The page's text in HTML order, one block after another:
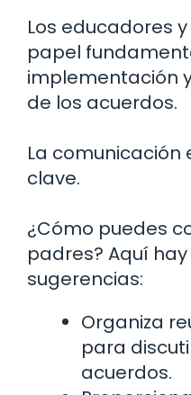
Los educadores
papel
implementación
de los acuerdos.
La comunicación
clave.
¿Cómo puedes
padres? Aquí
sugerencias:
Organiza
para
acuerdos.